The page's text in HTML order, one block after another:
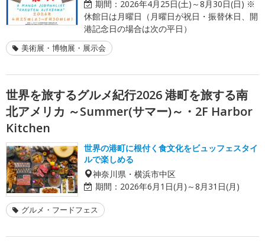
期間： 2026年4月25日(土)～8月30日(日) ※
休館日は月曜日（月曜日が祝日・振替休日、開
港記念日の場合は次の平日）
美術展・博物展・展示会
世界を旅するグルメ紀行2026 港町を旅する南
北アメリカ ～Summer(サマー)～・2F Harbor
Kitchen
世界の港町に根付く食文化をビュッフェスタイ
ルで楽しめる
神奈川県・横浜市中区
期間： 2026年6月1日(月)～8月31日(月)
グルメ・フードフェス